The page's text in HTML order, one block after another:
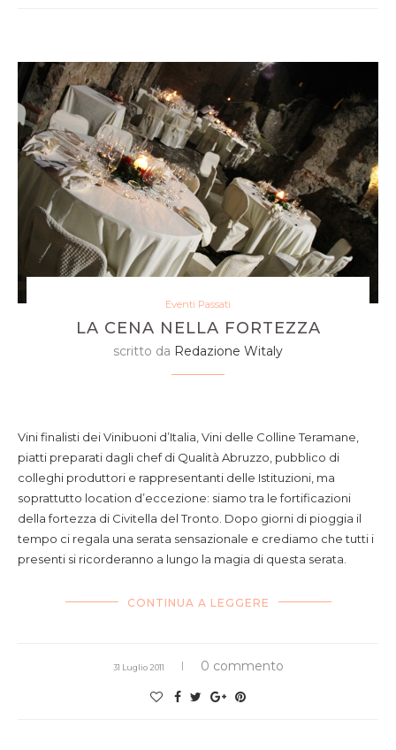
Eventi Passati
LA CENA NELLA FORTEZZA
scritto da Redazione Witaly
Vini finalisti dei Vinibuoni d’Italia, Vini delle Colline Teramane,
piatti preparati dagli chef di Qualità Abruzzo, pubblico di
colleghi produttori e rappresentanti delle Istituzioni, ma
soprattutto location d’eccezione: siamo tra le fortificazioni
della fortezza di Civitella del Tronto. Dopo giorni di pioggia il
tempo ci regala una serata sensazionale e crediamo che tutti i
presenti si ricorderanno a lungo la magia di questa serata.
CONTINUA A LEGGERE
31 Luglio 2011 0 commento